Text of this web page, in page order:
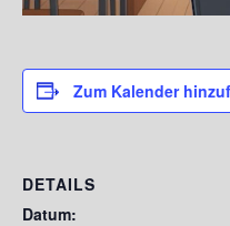
Zum Kalender
DETAILS
Datum: